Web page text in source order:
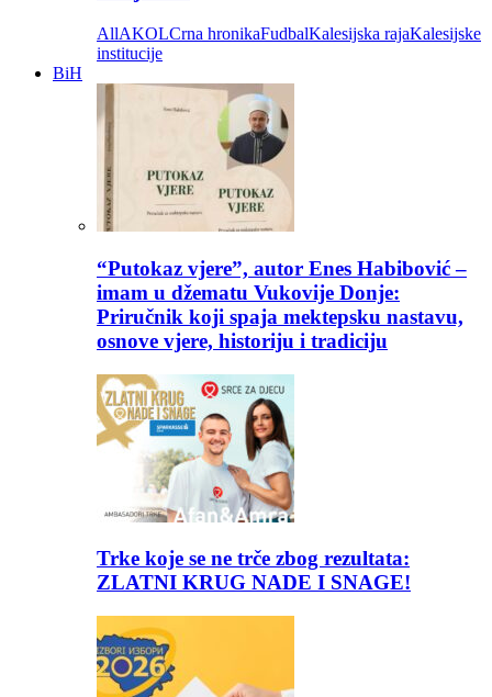
AllAKOLCrna hronikaFudbalKalesijska rajaKalesijske
institucije
BiH
“Putokaz vjere”, autor Enes Habibović –
imam u džematu Vukovije Donje:
Priručnik koji spaja mektepsku nastavu,
osnove vjere, historiju i tradiciju
Trke koje se ne trče zbog rezultata:
ZLATNI KRUG NADE I SNAGE!